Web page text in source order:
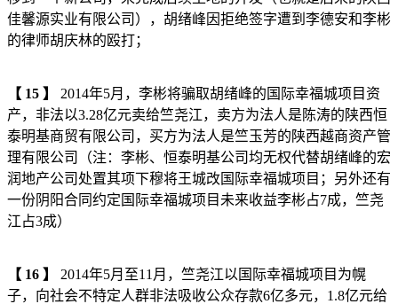
佳馨源实业有限公司），胡绪峰因拒绝签字遭到李德安和李彬
的律师胡庆林的殴打；
【 15 】
2014年5月，李彬将骗取胡绪峰的国际幸福城项目资
产，非法以3.28亿元卖给竺尧江，卖方为法人是陈涛的陕西恒
泰明基商贸有限公司，买方为法人是竺玉芳的陕西越商资产管
理有限公司（注：李彬、恒泰明基公司均无权代替胡绪峰的宏
润地产公司处置其项下穆将王城改国际幸福城项目；另外还有
一份阴阳合同约定国际幸福城项目未来收益李彬占7成，竺尧
江占3成）
【 16 】
2014年5月至11月，竺尧江以国际幸福城项目为幌
子，向社会不特定人群非法吸收公众存款6亿多元，1.8亿元给